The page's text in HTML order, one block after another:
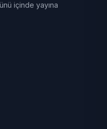
içinde yayına